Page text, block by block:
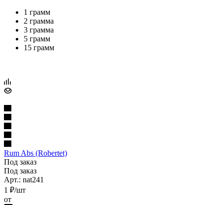
1 грамм
2 грамма
3 грамма
5 грамм
15 грамм
Rum Abs (Robertet)
Под заказ
Под заказ
Арт.: nat241
1 ₽/шт
от